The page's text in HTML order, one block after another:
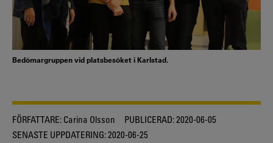
Bedömargruppen vid platsbesöket i Karlstad.
FÖRFATTARE: Carina Olsson PUBLICERAD:2020-06-05
SENASTE UPPDATERING:2020-06-25